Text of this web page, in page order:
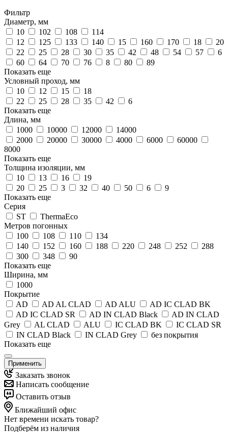
Фильтр
Диаметр, мм
10
102 108
114
12
125 133 140 15 160 170 18
20
22
25 28 30 35 42 48 54 57
6
60
64 70 76 8 80
89
Показать еще
Условный проход, мм
10
12 15
18
22
25 28 35 42
6
Показать еще
Длина, мм
1000
10000 12000
14000
2000
20000 30000 4000 6000
60000
8000
Показать еще
Толщина изоляции, мм
10
13 16
19
20
25 3 32 40 50 6
9
Показать еще
Серия
ST
ThermaEco
Метров погонных
100
108 110
134
140
152 160 188 220 248 252
288
300
348
90
Показать еще
Ширина, мм
1000
Покрытие
AD
AD AL CLAD AD ALU
AD IC CLAD BK
AD IC CLAD SR
AD IN CLAD Black
AD IN CLAD
Grey
AL CLAD ALU IC CLAD BK
IC CLAD SR
IN CLAD Black
IN CLAD Grey
без покрытия
Показать еще
Применить
Заказать звонок
Написать сообщение
Оставить отзыв
Ближайший офис
Нет времени искать товар?
Подберём из наличия